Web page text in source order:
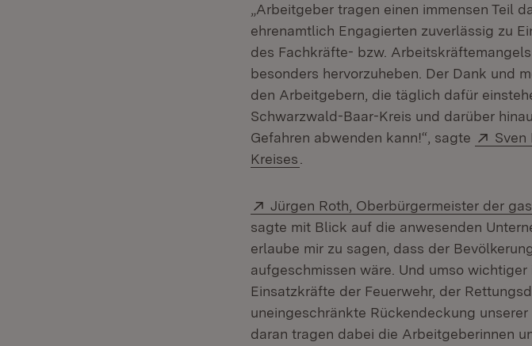
„Arbeitgeber tragen einen immensen Teil
ehrenamtlich Engagierten zuverlässig zu
des Fachkräfte- bzw.
besonders hervorzuheben. Der Dank und
den Arbeitgebern, die täglich dafür
Schwarzwald-Baar-Kreis und darüber
Gefahren abwenden kann!“, sagte
Sven
Kreises
Extern:
Jürgen Roth, Oberbürgermeister der
sagte mit Blick auf die anwesenden
erlaube mir zu sagen, dass der
aufgeschmissen wäre. Und umso
Einsatzkräfte der Feuerwehr, der
uneingeschränkte Rückendeckung
daran tragen dabei die Arbeitgeberinnen